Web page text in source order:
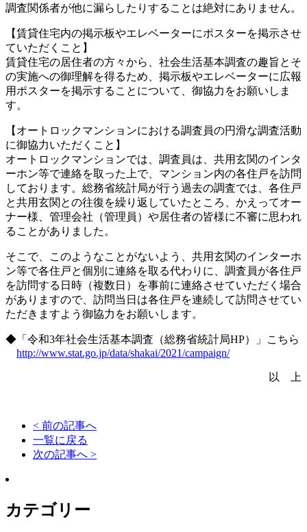
調査関係者が他に漏らしたりすることは絶対にありません。
【賃貸住宅内の掲示板やエレベーターにポスターを掲示させ
ていただくこと】
賃貸住宅の居住者の方々から、社会生活基本調査の趣旨とそ
の実施への御理解を得るため、掲示板やエレベーターに広報
用ポスターを掲示することについて、御協力をお願いしま
す。
【オートロックマンションにおける調査員の円滑な調査活動
に御協力いただくこと】
オートロックマンションでは、調査員は、共用玄関のインタ
ーホン等で連絡を取った上で、マンション内の各住戸を訪問
しております。総務省統計局が行う過去の調査では、各住戸
と共用玄関との往復を繰り返していたところ、かえってオー
ナー様、管理会社（管理員）や居住者の皆様に不審に思われ
ることがありました。
そこで、このようなことがないよう、共用玄関のインターホ
ン等で各住戸と個別に連絡を取る代わりに、調査員が各住戸
を訪問する日時（複数日）を事前に連絡させていただく場合
がありますので、訪問当日は各住戸を連続して訪問させてい
ただきますよう御協力をお願いします。
◆「令和3年社会生活基本調査（総務省統計局HP）」こちら
http://www.stat.go.jp/data/shakai/2021/campaign/
以 上
< 前の記事へ
一覧に戻る
次の記事へ >
カテゴリー